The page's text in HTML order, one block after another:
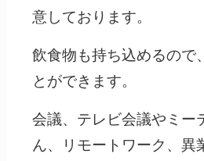
意しております。
飲食物も持ち込めるので
とができます。
会議、テレビ会議やミー
ん、リモートワーク、異